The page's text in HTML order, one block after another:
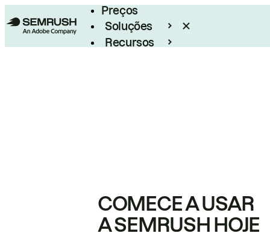
Preços
Soluções
Recursos
COMECE A USAR
A SEMRUSH HOJE